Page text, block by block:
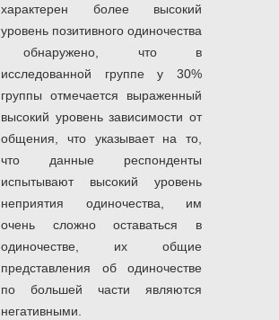
характерен более высокий
уровень позитивного одиночества
обнаружено, что в
исследованной группе у 30%
группы отмечается выраженный
высокий уровень зависимости от
общения, что указывает на то,
что данные респонденты
испытывают высокий уровень
неприятия одиночества, им
очень сложно оставаться в
одиночестве, их общие
представления об одиночестве
по большей части являются
негативными.